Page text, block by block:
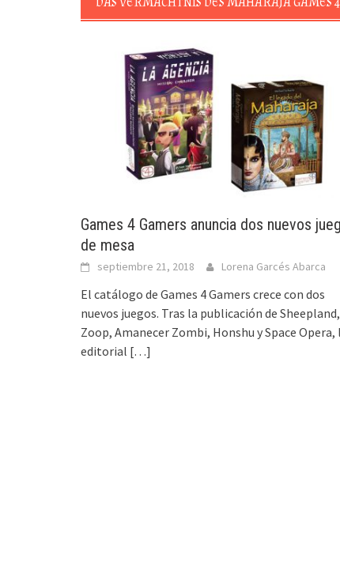
Games 4 Gamers anuncia dos nuevos
de mesa
septiembre 21, 2018 Lorena Garcés Abarca
El catálogo de Games 4 Gamers crece con dos
nuevos juegos. Tras la publicación de Sheepland,
Zoop, Amanecer Zombi, Honshu y Space Opera,
editorial […]